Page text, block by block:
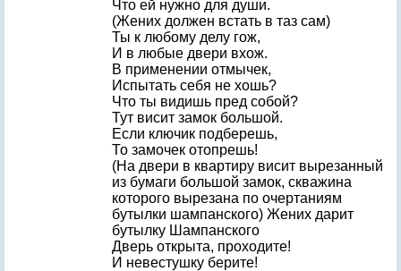
Что ей нужно для души.
(Жених должен встать в таз сам)
Ты к любому делу гож,
И в любые двери вхож.
В применении отмычек,
Испытать себя не хошь?
Что ты видишь пред собой?
Тут висит замок большой.
Если ключик подберешь,
То замочек отопрешь!
(На двери в квартиру висит вырезанный
из бумаги большой замок, скважина
которого вырезана по очертаниям
бутылки шампанского) Жених дарит
бутылку Шампанского
Дверь открыта, проходите!
И невестушку берите!